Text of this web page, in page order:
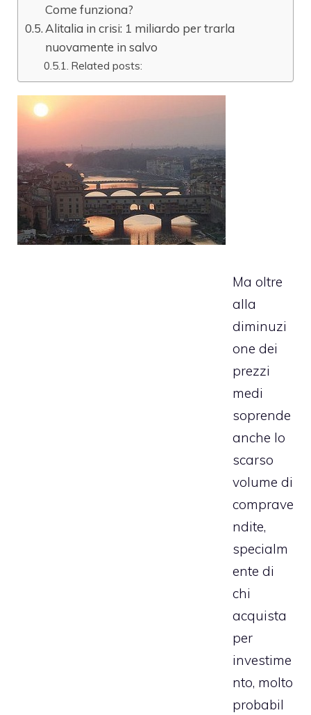
Come funziona?
Alitalia in crisi: 1 miliardo per trarla
nuovamente in salvo
Related posts:
Ma oltre
alla
diminuzi
one dei
prezzi
medi
soprende
anche lo
scarso
volume di
comprave
ndite,
specialm
ente di
chi
acquista
per
investime
nto, molto
probabil